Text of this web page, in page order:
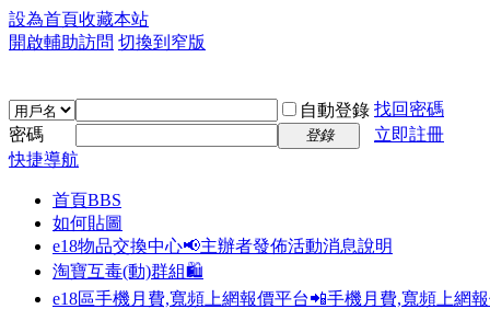
設為首頁收藏本站
開啟輔助訪問 切換到窄版
自動登錄 找回密碼
密碼
登錄
立即註冊
快捷導航
首頁BBS
如何貼圖
e18物品交換中心📢主辦者發佈活動消息說明
淘寶互毒(動)群組🛍️
e18區手機月費,寬頻上網報價平台📲手機月費,寬頻上網